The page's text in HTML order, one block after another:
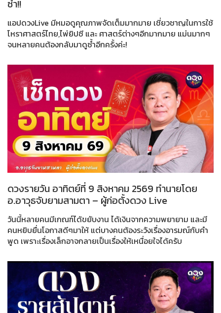
ซ้ำ!!
แอปดวงLive มีหมอดูคุณภาพจัดเต็มมากมาย เชี่ยวชาญในการใช้
โหราศาสตร์ไทย,ไพ่ยิปซี และ ศาสตร์ต่างๆอีกมากมาย แม่นมากๆ
จนหลายคนต้องกลับมาดูซ้ำอีกครั้งค่ะ!
ดวงรายวัน อาทิตย์ที่ 9 สิงหาคม 2569 ทำนายโดย
อ.อาวุธจับยามสามตา – ผู้ก่อตั้งดวง Live
วันนี้หลายคนมีเกณฑ์ได้ขยับงาน ได้เงินจากความพยายาม และมี
คนหยิบยื่นโอกาสดีๆมาให้ แต่บางคนต้องระวังเรื่องอารมณ์กับคำ
พูด เพราะเรื่องเล็กอาจกลายเป็นเรื่องให้เหนื่อยใจได้ครับ